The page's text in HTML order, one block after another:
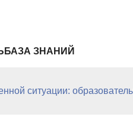
БАЗА ЗНАНИЙ
ситуации: